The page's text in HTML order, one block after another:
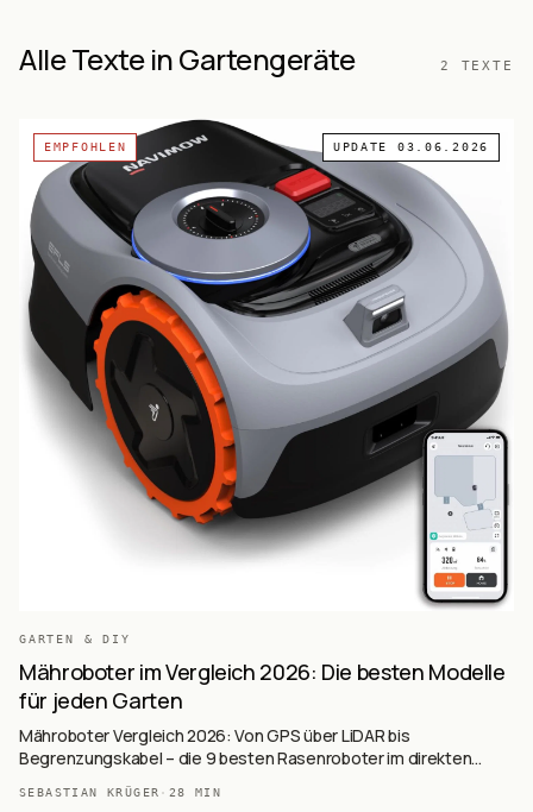
Alle Texte in Gartengeräte 2 TEXTE
EMPFOHLEN UPDATE 03.06.2026
GARTEN & DIY
Mähroboter im Vergleich 2026: Die besten Modelle
für jeden Garten
Mähroboter Vergleich 2026: Von GPS über LiDAR bis
Begrenzungskabel – die 9 besten Rasenroboter im direkten
Vergleich mit Kaufberatung und Technologie-Guide.
SEBASTIAN KRÜGER · 28 MIN